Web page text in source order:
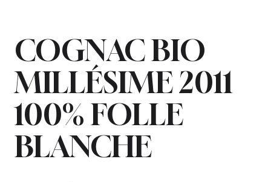
COGNAC BIO
MILLÉSIME 2011
100% FOLLE
BLANCHE